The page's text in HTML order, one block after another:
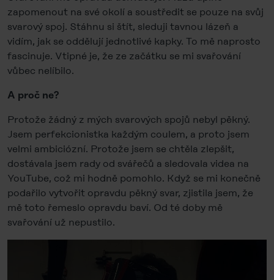
zapomenout na své okolí a soustředit se pouze na svůj
svarový spoj. Stáhnu si štít, sleduji tavnou lázeň a
vidím, jak se oddělují jednotlivé kapky. To mě naprosto
fascinuje. Vtipné je, že ze začátku se mi svařování
vůbec nelíbilo.
A proč ne?
Protože žádný z mých svarových spojů nebyl pěkný.
Jsem perfekcionistka každým coulem, a proto jsem
velmi ambiciózní. Protože jsem se chtěla zlepšit,
dostávala jsem rady od svářečů a sledovala videa na
YouTube, což mi hodně pomohlo. Když se mi konečně
podařilo vytvořit opravdu pěkný svar, zjistila jsem, že
mě toto řemeslo opravdu baví. Od té doby mě
svařování už nepustilo.